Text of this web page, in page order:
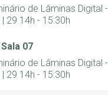
de Lâminas Digital -
29 14h - 15:30h
Sala 07
de Lâminas Digital -
29 14h - 15:30h